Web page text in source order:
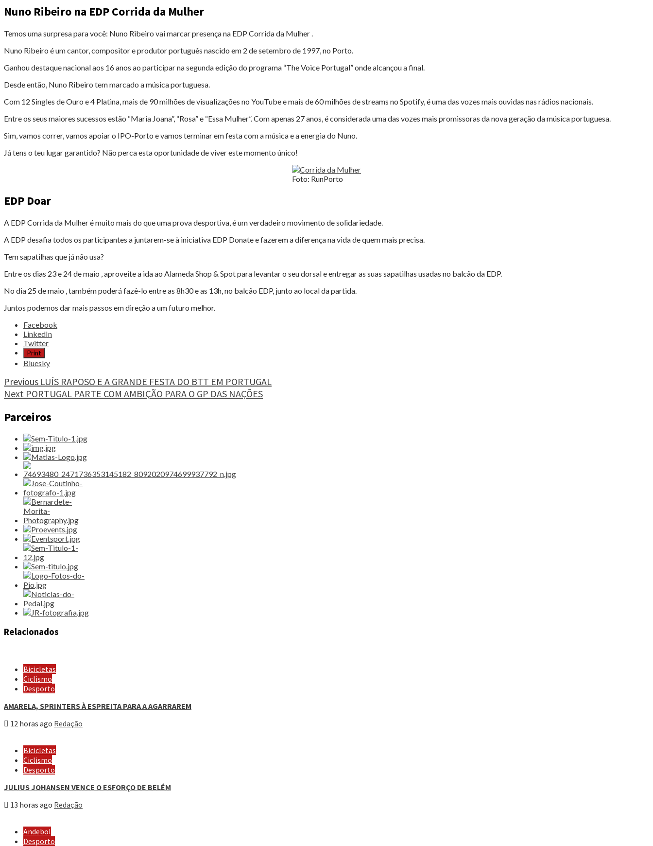
Nuno Ribeiro na EDP Corrida da Mulher
Temos uma surpresa para você: Nuno Ribeiro vai marcar presença na EDP Corrida da Mulher .
Nuno Ribeiro é um cantor, compositor e produtor português nascido em 2 de setembro de 1997, no Porto.
Ganhou destaque nacional aos 16 anos ao participar na segunda edição do programa “The Voice Portugal” onde alcançou a final.
Desde então, Nuno Ribeiro tem marcado a música portuguesa.
Com 12 Singles de Ouro e 4 Platina, mais de 90 milhões de visualizações no YouTube e mais de 60 milhões de streams no Spotify, é uma das vozes mais ouvidas nas rádios nacionais.
Entre os seus maiores sucessos estão “Maria Joana”, “Rosa” e “Essa Mulher”. Com apenas 27 anos, é considerada uma das vozes mais promissoras da nova geração da música portuguesa.
Sim, vamos correr, vamos apoiar o IPO-Porto e vamos terminar em festa com a música e a energia do Nuno.
Já tens o teu lugar garantido? Não perca esta oportunidade de viver este momento único!
Foto: RunPorto
EDP Doar
A EDP Corrida da Mulher é muito mais do que uma prova desportiva, é um verdadeiro movimento de solidariedade.
A EDP desafia todos os participantes a juntarem-se à iniciativa EDP Donate e fazerem a diferença na vida de quem mais precisa.
Tem sapatilhas que já não usa?
Entre os dias 23 e 24 de maio , aproveite a ida ao Alameda Shop & Spot para levantar o seu dorsal e entregar as suas sapatilhas usadas no balcão da EDP.
No dia 25 de maio , também poderá fazê-lo entre as 8h30 e as 13h, no balcão EDP, junto ao local da partida.
Juntos podemos dar mais passos em direção a um futuro melhor.
Share
post
"CORRIDA
MULHER
2025,
ÚLTIMAS
INSCRIÇÕES"
Facebook
LinkedIn
Twitter
Print
Bluesky
Continue
Reading
Previous LUÍS RAPOSO E A GRANDE FESTA DO BTT EM PORTUGAL
Next PORTUGAL PARTE COM AMBIÇÃO PARA O GP DAS NAÇÕES
Parceiros
Relacionados
Bicicletas
Ciclismo
Desporto
AMARELA, SPRINTERS À ESPREITA PARA A AGARRAREM
12 horas ago Redação
Bicicletas
Ciclismo
Desporto
JULIUS JOHANSEN VENCE O ESFORÇO DE BELÉM
13 horas ago Redação
Andebol
Desporto